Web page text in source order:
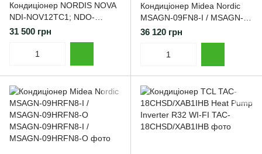
Кондиціонер NORDIS NOVA
NDI-NOV12TC1; NDO-
NOV12TC1 Black
31 500 грн
Кондиціонер Midea Nordic
MSAGN-09FN8-I / MSAGN-
09FN8-O
36 120 грн